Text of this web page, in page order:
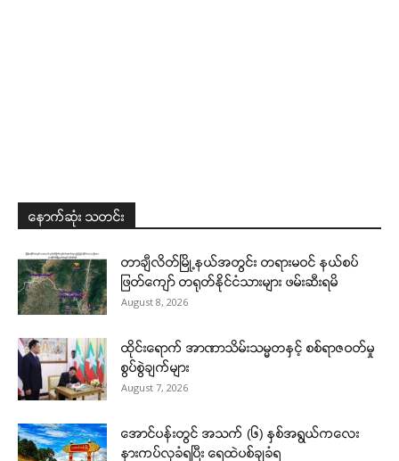
နောက်ဆုံး သတင်း
တာချီလိတ်မြို့နယ်အတွင်း တရားမဝင် နယ်စပ်
ဖြတ်ကျော် တရုတ်နိုင်ငံသားများ ဖမ်းဆီးရမိ
August 8, 2026
ထိုင်းရောက် အာဏာသိမ်းသမ္မတနှင့် စစ်ရာဇဝတ်မှု
စွပ်စွဲချက်များ
August 7, 2026
အောင်ပန်းတွင် အသက် (၆) နှစ်အရွယ်ကလေး
နားကပ်လုခံရပြီး ရေထဲပစ်ချခံရ